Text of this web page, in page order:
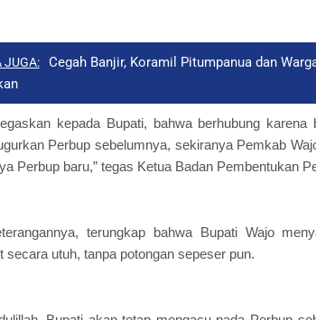
JUGA:
Cegah Banjir, Koramil Pitumpanua dan
kepada Bupati, bahwa berhubung
Perbup sebelumnya, sekiranya Pemkab
Perbup baru,” tegas Ketua Badan Pembentukan
terungkap bahwa Bupati Wajo
secara utuh, tanpa potongan sepeser pun.